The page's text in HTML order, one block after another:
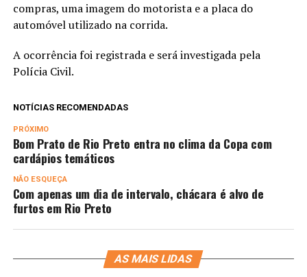
compras, uma imagem do motorista e a placa do
automóvel utilizado na corrida.
A ocorrência foi registrada e será investigada pela
Polícia Civil.
NOTÍCIAS RECOMENDADAS
PRÓXIMO
Bom Prato de Rio Preto entra no clima da Copa com
cardápios temáticos
NÃO ESQUEÇA
Com apenas um dia de intervalo, chácara é alvo de
furtos em Rio Preto
AS MAIS LIDAS